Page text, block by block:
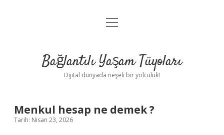
Anasayfa
Yasal Uyarı
menüyü
Bağlantılı Yaşam Tüyoları
Dijital dünyada neşeli bir yolculuk!
Menkul hesap ne demek ?
Tarih: Nisan 23, 2026